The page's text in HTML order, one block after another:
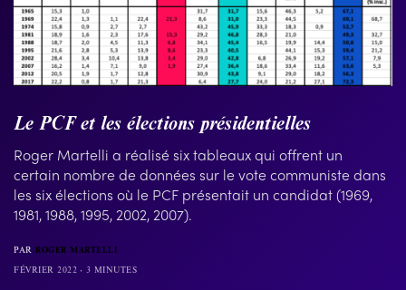
Le PCF et les élections présidentielles
Roger Martelli a réalisé six tableaux qui offrent un
certain nombre de données sur le vote communiste dans
les six élections où le PCF présentait un candidat (1969,
1981, 1988, 1995, 2002, 2007).
PAR ROGER MARTELLI
FÉVRIER 2022
3 MINUTES